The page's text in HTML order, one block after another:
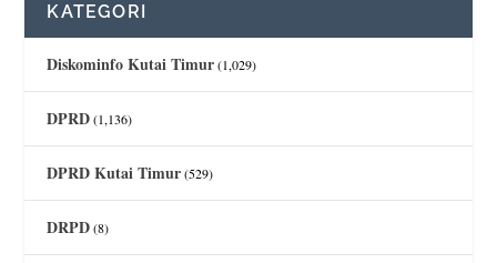
KATEGORI
Diskominfo Kutai Timur(1,029)
DPRD(1,136)
DPRD Kutai Timur(529)
DRPD(8)